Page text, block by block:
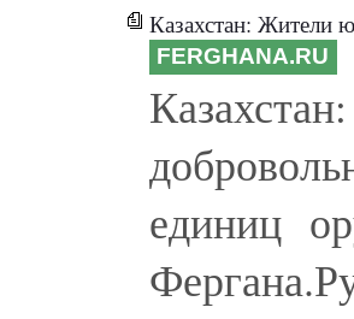
Казахстан: Жители
FERGHANA.RU
единиц